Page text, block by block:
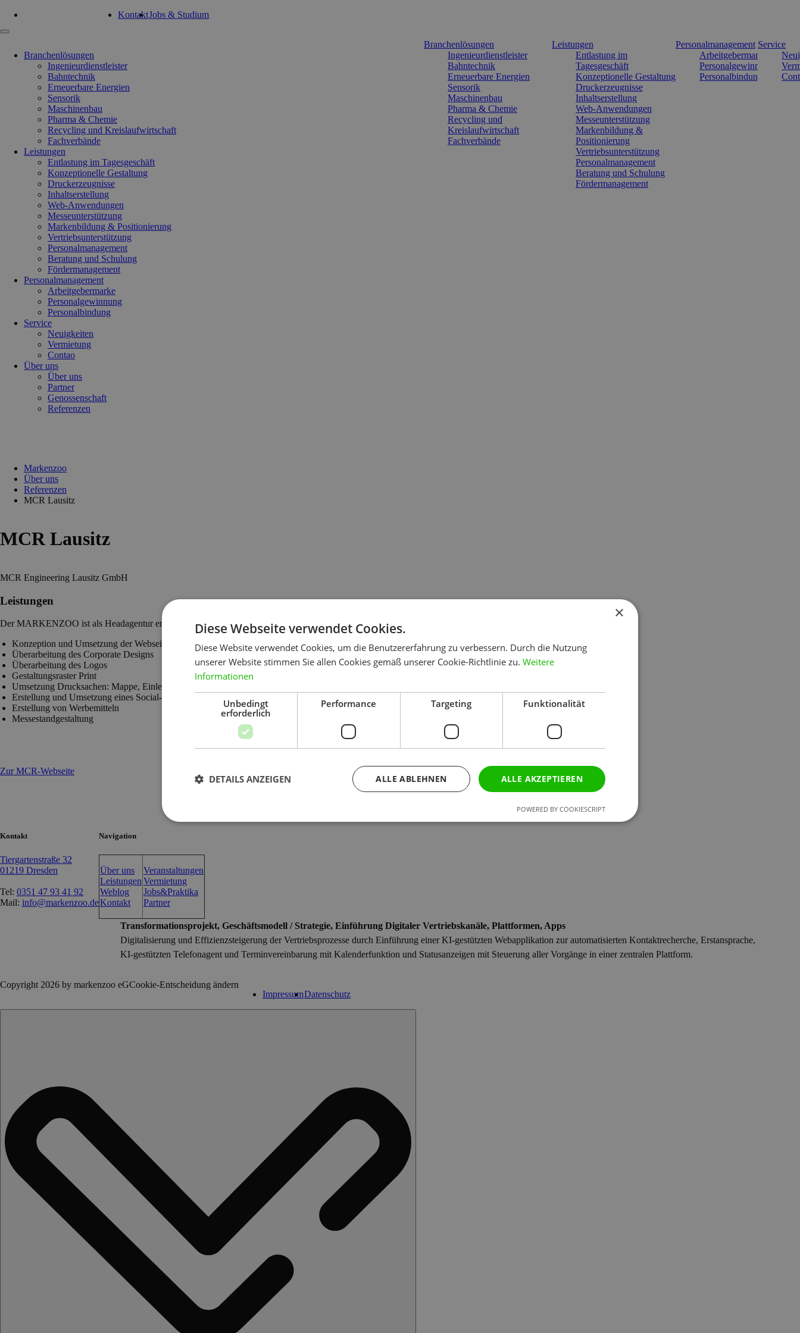
Tel: 0351 47 93 41 92 KontaktJobs & Studium
Navigation
Branchenlösungen
Ingenieurdienstleister
Bahntechnik
Erneuerbare Energien
Sensorik
Maschinenbau
Pharma & Chemie
Recycling und
Kreislaufwirtschaft
Fachverbände
Leistungen
Entlastung im
Tagesgeschäft
Konzeptionelle Gestaltung
Druckerzeugnisse
Inhaltserstellung
Web-Anwendungen
Messeunterstützung
Markenbildung &
Positionierung
Vertriebsunterstützung
Personalmanagement
Beratung und Schulung
Fördermanagement
Personalmanagement
Arbeitgebermarke
Personalgewinnung
Personalbindung
Service
Branchenlösungen
Ingenieurdienstleister
Bahntechnik
Erneuerbare Energien
Sensorik
Maschinenbau
Pharma & Chemie
Recycling und Kreislaufwirtschaft
Fachverbände
Leistungen
Entlastung im Tagesgeschäft
Konzeptionelle Gestaltung
Druckerzeugnisse
Inhaltserstellung
Web-Anwendungen
Messeunterstützung
Markenbildung & Positionierung
Vertriebsunterstützung
Personalmanagement
Beratung und Schulung
Fördermanagement
Personalmanagement
Arbeitgebermarke
Personalgewinnung
Personalbindung
Service
Neuigkeiten
Vermietung
Contao
Über uns
Über uns
Partner
Genossenschaft
Referenzen
Markenzoo
Über uns
Referenzen
MCR Lausitz
MCR Lausitz
MCR Engineering Lausitz GmbH
Leistungen
Der MARKENZOO ist als Headagentur erster Ansprechpartner und übernimmt neben beratenden Tätigkeiten folgende Aufgaben:
Konzeption und Umsetzung der Webseite
Überarbeitung des Corporate Designs
Überarbeitung des Logos
Gestaltungsraster Print
Umsetzung Drucksachen: Mappe, Einleger, Visitenkarten
Erstellung und Umsetzung eines Social-Media-Redaktionsplans
Erstellung von Werbemitteln
Messestandgestaltung
Zur MCR-Webseite
Kontakt
Tiergartenstraße 32
01219 Dresden
Tel: 0351 47 93 41 92
Mail: info@markenzoo.de
Navigation
Über uns
Leistungen
Weblog
Kontakt
Veranstaltungen
Vermietung
Jobs&Praktika
Partner
Transformationsprojekt, Geschäftsmodell / Strategie, Einführung Digitaler Vertriebskanäle, Plattformen, Apps
Digitalisierung und Effizienzsteigerung der Vertriebsprozesse durch Einführung einer KI-gestützten Webapplikation zur automatisierten Kontaktrecherche, Erstansprache,
KI-gestützten Telefonagent und Terminvereinbarung mit Kalenderfunktion und Statusanzeigen mit Steuerung aller Vorgänge in einer zentralen Plattform.
Copyright 2026 by markenzoo eGCookie-Entscheidung ändern
ImpressumDatenschutz
×
Diese Webseite verwendet Cookies.
Diese Website verwendet Cookies, um die Benutzererfahrung zu verbessern. Durch die Nutzung
unserer Website stimmen Sie allen Cookies gemäß unserer Cookie-Richtlinie zu. Weitere
Informationen
Unbedingt
erforderlich
Performance Targeting Funktionalität
ALLE AKZEPTIEREN
ALLE ABLEHNEN
DETAILS ANZEIGEN
POWERED BY COOKIESCRIPT